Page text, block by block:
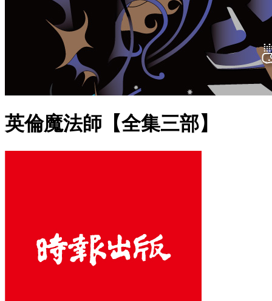
英倫魔法師【全集三部】